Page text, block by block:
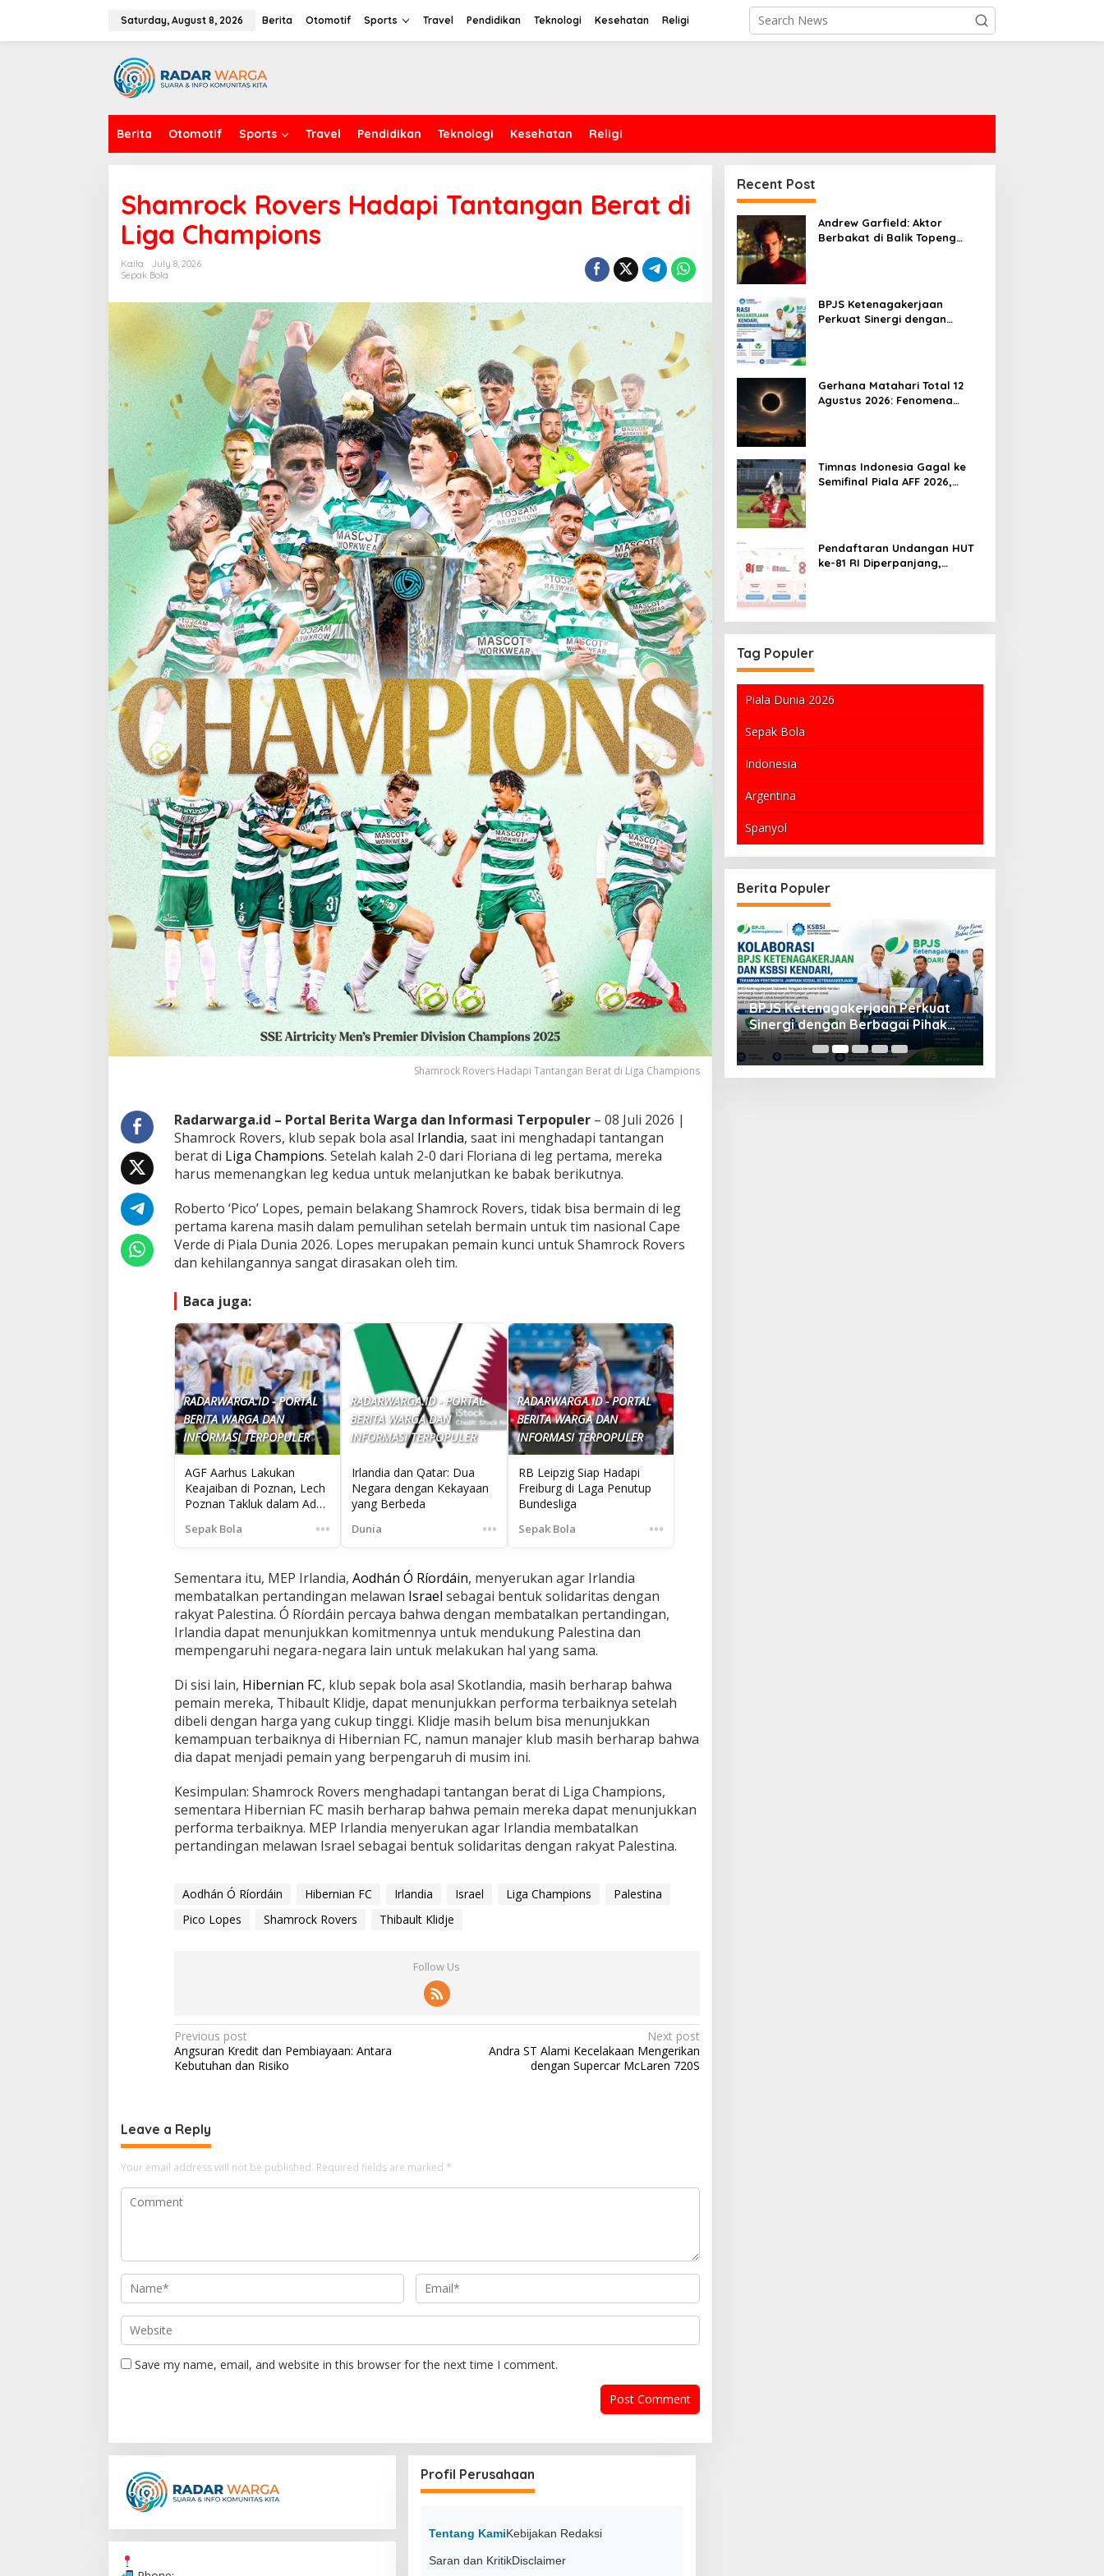
Saturday, August 8, 2026 Berita Otomotif Sports Travel Pendidikan Teknologi Kesehatan Religi
Berita Otomotif Sports Travel Pendidikan Teknologi Kesehatan Religi
Shamrock Rovers Hadapi Tantangan Berat di
Liga Champions
Kaila
July 8, 2026
Sepak Bola
Shamrock Rovers Hadapi Tantangan Berat di Liga Champions
Radarwarga.id – Portal Berita Warga dan Informasi Terpopuler– 08 Juli 2026 |
Shamrock Rovers, klub sepak bola asal Irlandia, saat ini menghadapi tantangan
berat di Liga Champions. Setelah kalah 2-0 dari Floriana di leg pertama, mereka
harus memenangkan leg kedua untuk melanjutkan ke babak berikutnya.
Roberto ‘Pico’ Lopes, pemain belakang Shamrock Rovers, tidak bisa bermain di leg
pertama karena masih dalam pemulihan setelah bermain untuk tim nasional Cape
Verde di Piala Dunia 2026. Lopes merupakan pemain kunci untuk Shamrock Rovers
dan kehilangannya sangat dirasakan oleh tim.
Baca juga:
RADARWARGA.ID - PORTAL
BERITA WARGA DAN
INFORMASI TERPOPULER
AGF Aarhus Lakukan
Keajaiban di Poznan, Lech
Poznan Takluk dalam Adu
Sepak Bola •••
RADARWARGA.ID - PORTAL
BERITA WARGA DAN
INFORMASI TERPOPULER
Irlandia dan Qatar: Dua
Negara dengan Kekayaan
yang Berbeda
Dunia •••
RADARWARGA.ID - PORTAL
BERITA WARGA DAN
INFORMASI TERPOPULER
RB Leipzig Siap Hadapi
Freiburg di Laga Penutup
Bundesliga
Sepak Bola •••
Sementara itu, MEP Irlandia, Aodhán Ó Ríordáin, menyerukan agar Irlandia
membatalkan pertandingan melawan Israel sebagai bentuk solidaritas dengan
rakyat Palestina. Ó Ríordáin percaya bahwa dengan membatalkan pertandingan,
Irlandia dapat menunjukkan komitmennya untuk mendukung Palestina dan
mempengaruhi negara-negara lain untuk melakukan hal yang sama.
Di sisi lain, Hibernian FC, klub sepak bola asal Skotlandia, masih berharap bahwa
pemain mereka, Thibault Klidje, dapat menunjukkan performa terbaiknya setelah
dibeli dengan harga yang cukup tinggi. Klidje masih belum bisa menunjukkan
kemampuan terbaiknya di Hibernian FC, namun manajer klub masih berharap bahwa
dia dapat menjadi pemain yang berpengaruh di musim ini.
Kesimpulan: Shamrock Rovers menghadapi tantangan berat di Liga Champions,
sementara Hibernian FC masih berharap bahwa pemain mereka dapat menunjukkan
performa terbaiknya. MEP Irlandia menyerukan agar Irlandia membatalkan
pertandingan melawan Israel sebagai bentuk solidaritas dengan rakyat Palestina.
Aodhán Ó Ríordáin Hibernian FC Irlandia Israel Liga Champions
Palestina
Pico Lopes
Shamrock Rovers Thibault Klidje
Follow Us
P
o
n
a
v
i
t
o
n
Previous post
Angsuran Kredit dan Pembiayaan: Antara
Kebutuhan dan Risiko
Next post
Andra ST Alami Kecelakaan Mengerikan
dengan Supercar McLaren 720S
Leave a Reply
Your email address will not be published. Required fields are marked *
Save my name, email, and website in this browser for the next time I comment.
Recent Post
Andrew Garfield: Aktor
Berbakat di Balik Topeng
BPJS Ketenagakerjaan
Perkuat Sinergi dengan
Gerhana Matahari Total 12
Agustus 2026: Fenomena
Timnas Indonesia Gagal ke
Semifinal Piala AFF 2026,
Pendaftaran Undangan HUT
ke-81 RI Diperpanjang,
Tag Populer
Piala Dunia 2026
Sepak Bola
Indonesia
Argentina
Spanyol
Berita Populer
Andrew Garfield: Aktor Berbakat
di Balik Topeng Spider-Man
BPJS Ketenagakerjaan Perkuat
Sinergi dengan Berbagai Pihak
untuk Perlindungan Jaminan Sosial
Profil Perusahaan
Tentang KamiKebijakan Redaksi
Saran dan KritikDisclaimer